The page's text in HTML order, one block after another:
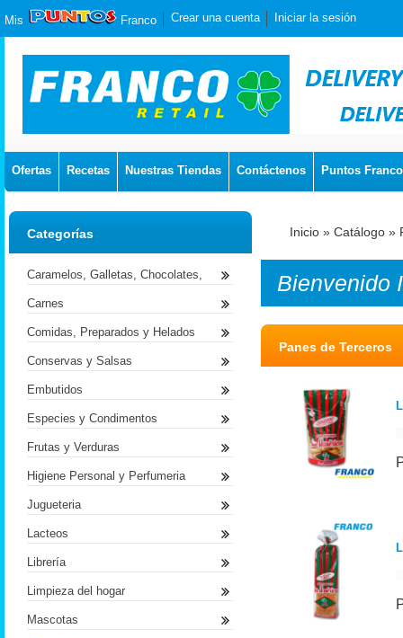
Mis Franco Crear una cuenta Iniciar la sesión
Ofertas Recetas Nuestras Tiendas Contáctenos Puntos Franco
Inicio » Catálogo »
Bienvenido
Panes de Terceros
Categorías
Caramelos, Galletas, Chocolates,
Carnes
Comidas, Preparados y Helados
Conservas y Salsas
Embutidos
Especies y Condimentos
Frutas y Verduras
Higiene Personal y Perfumeria
Jugueteria
Lacteos
Librería
Limpieza del hogar
Mascotas